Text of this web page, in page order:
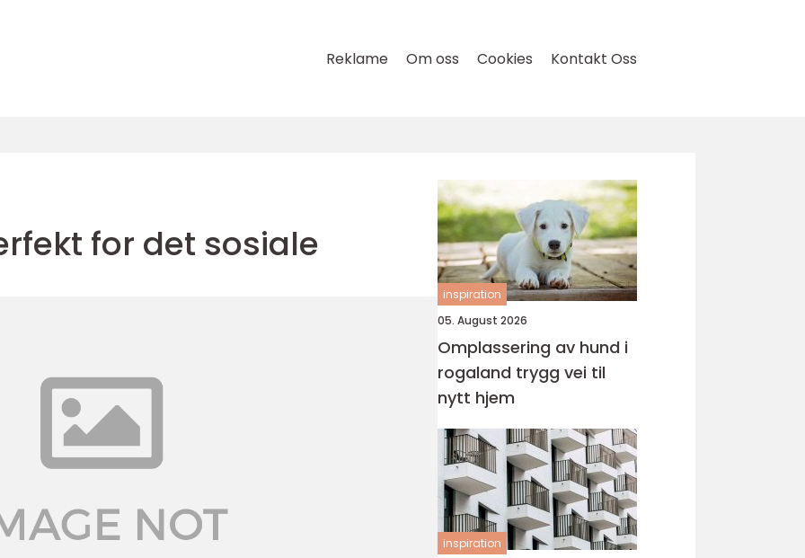
Reklame Om oss Cookies Kontakt Oss
for det sosiale
inspiration
05. August 2026
Omplassering av hund i
rogaland trygg vei til
nytt hjem
inspiration